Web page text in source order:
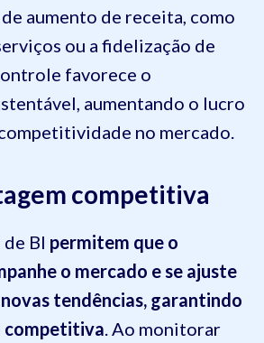
aumento de receita, como
ou a fidelização de
favorece o
aumentando o lucro
no mercado.
competitiva
BI permitem que o
o mercado e se ajuste
tendências, garantindo
competitiva . Ao monitorar